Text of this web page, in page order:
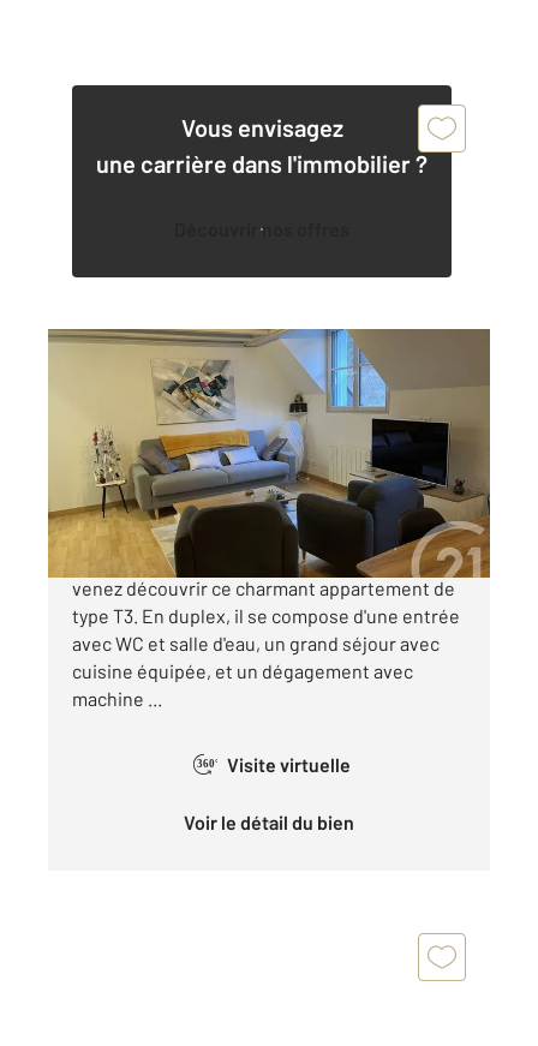
Vous envisagez
une carrière dans l'immobilier ?
Découvrir nos offres
CAUTERETS 65
, 3 pièces
Appartement à vendre
225 750 €
Situé dans une copropriété récente de 2009,
venez découvrir ce charmant appartement de
type T3. En duplex, il se compose d'une entrée
avec WC et salle d'eau, un grand séjour avec
cuisine équipée, et un dégagement avec
machine ...
360° Visite virtuelle
Voir le détail du bien